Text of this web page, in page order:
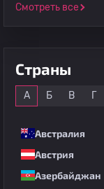
Смотреть все
Страны
А Б В Г
Австралия
Австрия
Азербайджан